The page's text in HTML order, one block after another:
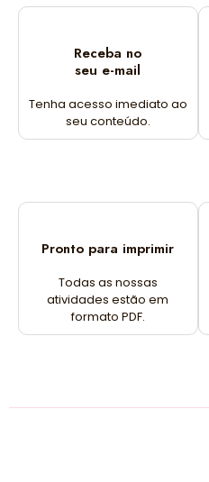
Receba no
seu e-mail
Tenha acesso imediato ao
seu conteúdo.
Pronto para imprimir
Todas as nossas
atividades estão em
formato PDF.